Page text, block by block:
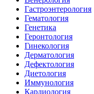
Гастроэнтерология
Гематология
Генетика
Геронтология
Гинекология
Дерматология
Дефектология
Диетология
Иммунология
Кардиология